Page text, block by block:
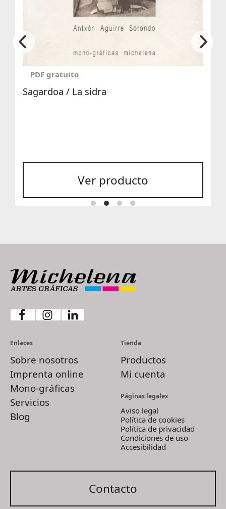
PDF gratuito
Sagardoa / La sidra
Ver producto
Enlaces
Sobre nosotros
Imprenta online
Mono-gráficas
Servicios
Blog
Tienda
Productos
Mi cuenta
Páginas legales
Aviso legal
Política de cookies
Política de privacidad
Condiciones de uso
Accesibilidad
Contacto